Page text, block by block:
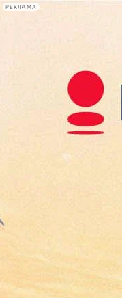
РЕКЛАМА
Сегодня:
2026.08.08
20:48
Афиша Plus